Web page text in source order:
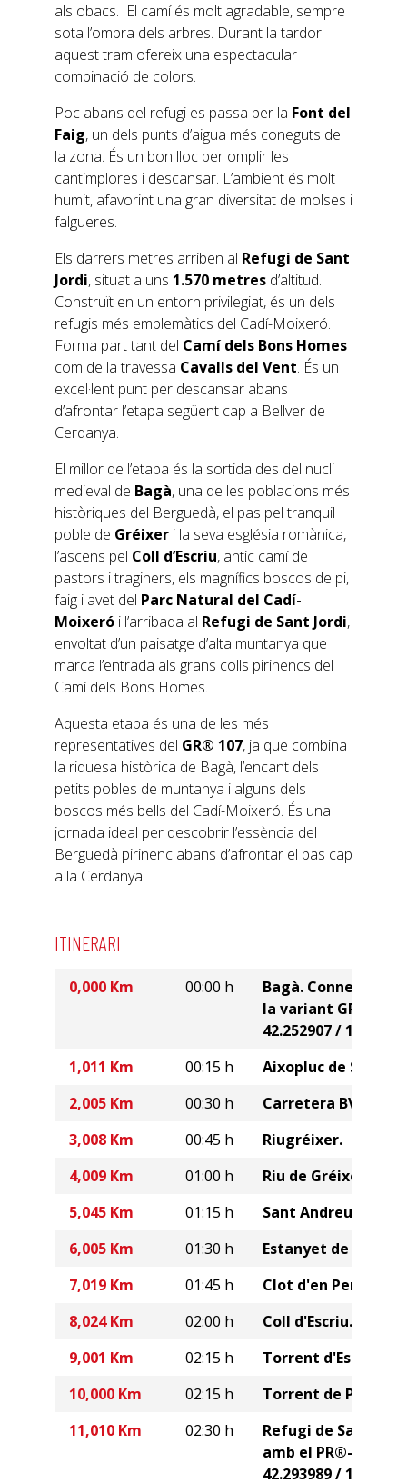
als obacs. El camí és molt agradable, sempre
sota l’ombra dels arbres. Durant la tardor
aquest tram ofereix una espectacular
combinació de colors.
Poc abans del refugi es passa per la Font del
Faig, un dels punts d’aigua més coneguts de
la zona. És un bon lloc per omplir les
cantimplores i descansar. L’ambient és molt
humit, afavorint una gran diversitat de molses i
falgueres.
Els darrers metres arriben al Refugi de Sant
Jordi, situat a uns 1.570 metres d’altitud.
Construït en un entorn privilegiat, és un dels
refugis més emblemàtics del Cadí-Moixeró.
Forma part tant del Camí dels Bons Homes
com de la travessa Cavalls del Vent. És un
excel·lent punt per descansar abans
d’afrontar l’etapa següent cap a Bellver de
Cerdanya.
El millor de l’etapa és la sortida des del nucli
medieval de Bagà, una de les poblacions més
històriques del Berguedà, el pas pel tranquil
poble de Gréixer i la seva església romànica,
l’ascens pel Coll d’Escriu, antic camí de
pastors i traginers, els magnífics boscos de pi,
faig i avet del Parc Natural del Cadí-
Moixeró i l’arribada al Refugi de Sant Jordi,
envoltat d’un paisatge d’alta muntanya que
marca l’entrada als grans colls pirinencs del
Camí dels Bons Homes.
Aquesta etapa és una de les més
representatives del GR® 107, ja que combina
la riquesa històrica de Bagà, l’encant dels
petits pobles de muntanya i alguns dels
boscos més bells del Cadí-Moixeró. És una
jornada ideal per descobrir l’essència del
Berguedà pirinenc abans d’afrontar el pas cap
a la Cerdanya.
ITINERARI
0,000 Km 00:00 h
Bagà. Connexió
la variant GR® 4.2.
42.252907 /
1,011 Km
00:15 h
Aixopluc de Sant
2,005 Km
00:30 h
Carretera BV-4024.
3,008 Km
00:45 h
Riugréixer.
4,009 Km
01:00 h
Riu de Gréixer.
5,045 Km
01:15 h
Sant Andreu.
6,005 Km
01:30 h
Estanyet de
7,019 Km
01:45 h
Clot d'en Pere.
8,024 Km
02:00 h
Coll d'Escriu.
9,001 Km
02:15 h
Torrent d'Escriu.
10,000 Km
02:15 h
Torrent de Pendís.
11,010 Km
02:30 h
Refugi de Sant
amb el PR®-C 125
42.293989 /